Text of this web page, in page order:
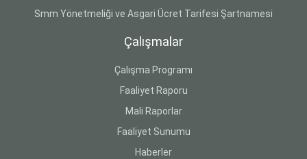
Smm Yönetmeliği ve Asgari Ücret Tarifesi Şartnamesi
Çalışmalar
Çalışma Programı
Faaliyet Raporu
Mali Raporlar
Faaliyet Sunumu
Haberler